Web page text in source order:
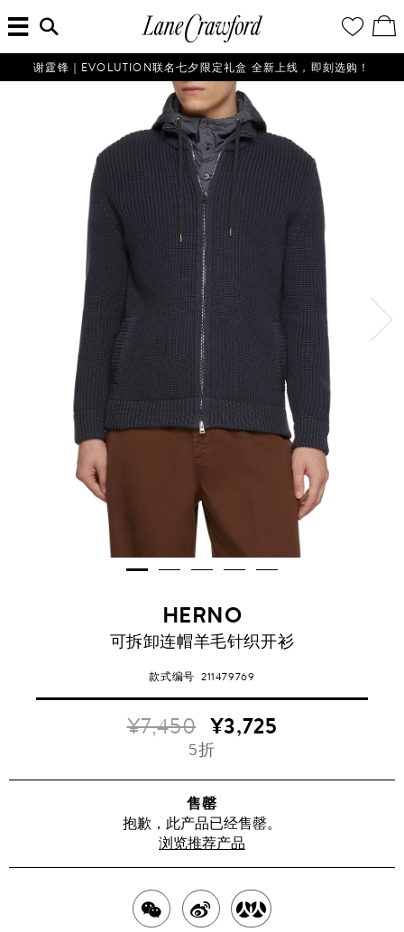
佛
探
你
的
时
尚
世
界
的
愿
望
清
单
看
／
修
购
单
入
搜
索
信
息...
谢霆锋｜EVOLUTION联名七夕限定礼盒 全新上线，即刻选购！
HERNO
可拆卸连帽羊毛针织开衫
款式编号211479769
¥7,450 ¥3,725
5折
售罄
抱歉，此产品已经售罄。
浏览推荐产品
分
分
分